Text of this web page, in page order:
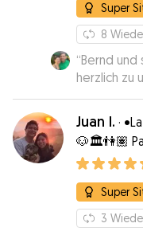
Super
8
“Bernd und
herzlich zu
auch Peppi
keine
stets
werden
seiner
Juan I. ·
🐶🏛👫🏽
Super
3